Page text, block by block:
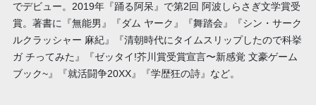
でデビュー。2019年『踊る阿呆』で第2回 阿波しらさぎ文学賞受
賞。著書に『無能男』『ダム ヤーク』『舞踏会』『シン・サーク
ルクラッシャー 麻紀』『清朝時代にタイムスリップしたので科挙
ガ チってみた』『ゼッタイ!芥川賞受賞宣言〜新感覚 文豪ゲーム
ブック~』『就活闘争20XX』『学歴狂の詩』など。